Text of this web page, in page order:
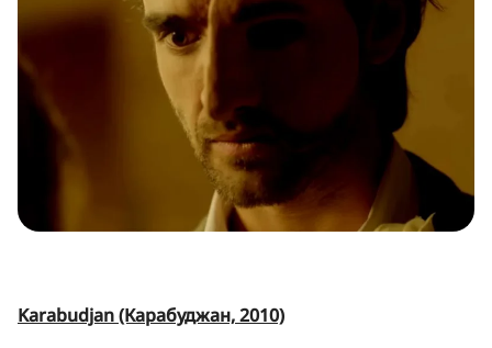
Karabudjan (Карабуджан, 2010)